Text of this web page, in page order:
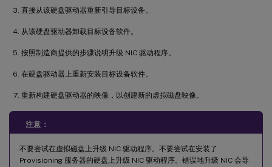
直接从该硬盘驱动器重新引导目标设备。
从该硬盘驱动器卸载目标设备软件。
按照制造商提供的步骤说明升级 NIC 驱动程序。
在硬盘驱动器上重新安装目标设备软件。
重新构建硬盘驱动器的映像，以创建新的虚拟磁盘映像。
注意：
不要尝试在虚拟磁盘上升级 NIC 驱动程序。不要尝试在安装了
Provisioning 服务器的硬盘上升级 NIC 驱动程序。错误地升级 NIC 会导